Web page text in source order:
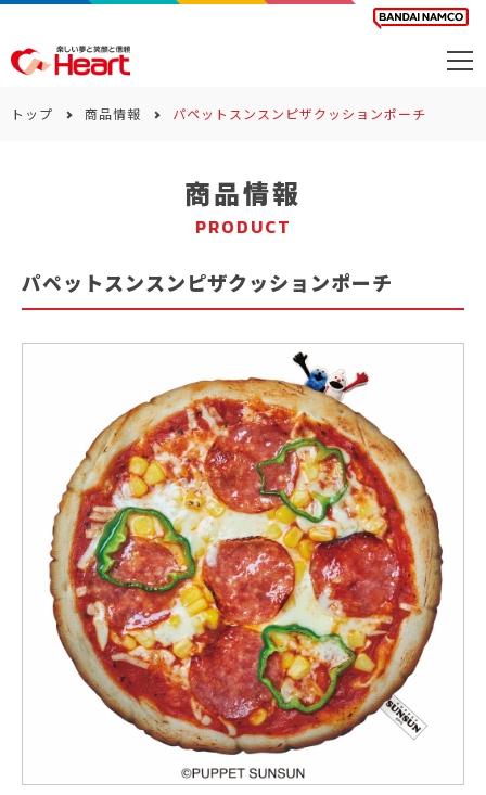
サステナビリティ
トップ 商品情報 パペットスンスンピザクッションポーチ
商品情報
PRODUCT
パペットスンスンピザクッションポーチ